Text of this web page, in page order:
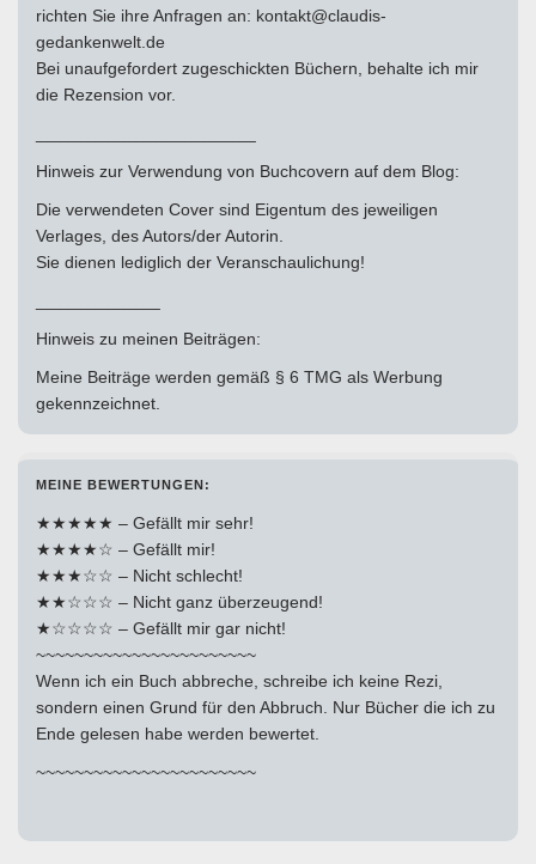
richten Sie ihre Anfragen an: kontakt@claudis-
gedankenwelt.de
Bei unaufgefordert zugeschickten Büchern, behalte ich mir
die Rezension vor.
Hinweis zur Verwendung von Buchcovern auf dem Blog:
Die verwendeten Cover sind Eigentum des jeweiligen
Verlages, des Autors/der Autorin.
Sie dienen lediglich der Veranschaulichung!
Hinweis zu meinen Beiträgen:
Meine Beiträge werden gemäß § 6 TMG als Werbung
gekennzeichnet.
MEINE BEWERTUNGEN:
★★★★★ – Gefällt mir sehr!
★★★★☆ – Gefällt mir!
★★★☆☆ – Nicht schlecht!
★★☆☆☆ – Nicht ganz überzeugend!
★☆☆☆☆ – Gefällt mir gar nicht!
~~~~~~~~~~~~~~~~~~~~~~~
Wenn ich ein Buch abbreche, schreibe ich keine Rezi,
sondern einen Grund für den Abbruch. Nur Bücher die ich zu
Ende gelesen habe werden bewertet.
~~~~~~~~~~~~~~~~~~~~~~~